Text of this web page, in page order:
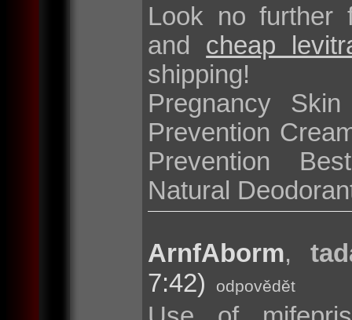
Look no further
and cheap
shipping!
Pregnancy
Prevention
Prevention
Natural
ArnfAborm,
7:42)
odpovědět